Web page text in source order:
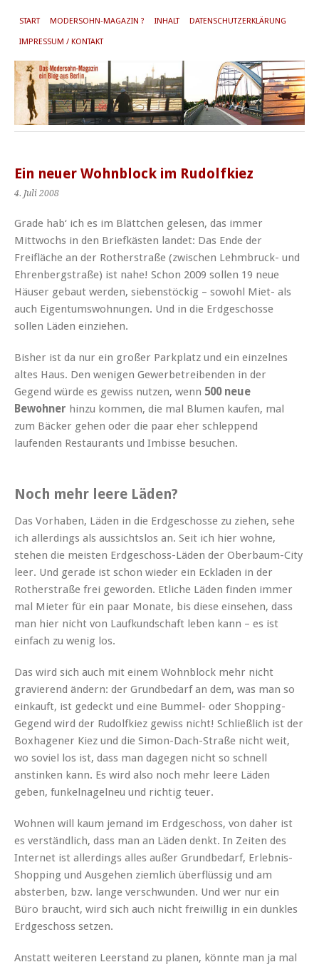
START MODERSOHN-MAGAZIN ? INHALT DATENSCHUTZERKLÄRUNG
IMPRESSUM / KONTAKT
Ein neuer Wohnblock im Rudolfkiez
4. Juli 2008
Grade hab‘ ich es im Blättchen gelesen, das immer
Mittwochs in den Briefkästen landet: Das Ende der
Freifläche an der Rotherstraße (zwischen Lehmbruck- und
Ehrenbergstraße) ist nahe! Schon 2009 sollen 19 neue
Häuser gebaut werden, siebenstöckig – sowohl Miet- als
auch Eigentumswohnungen. Und in die Erdgeschosse
sollen Läden einziehen.
Bisher ist da nur ein großer Parkplatz und ein einzelnes
altes Haus. Den wenigen Gewerbetreibenden in der
Gegend würde es gewiss nutzen, wenn 500 neue
Bewohner hinzu kommen, die mal Blumen kaufen, mal
zum Bäcker gehen oder die paar eher schleppend
laufenden Restaurants und Imbisse besuchen.
Noch mehr leere Läden?
Das Vorhaben, Läden in die Erdgeschosse zu ziehen, sehe
ich allerdings als aussichtslos an. Seit ich hier wohne,
stehen die meisten Erdgeschoss-Läden der Oberbaum-City
leer. Und gerade ist schon wieder ein Eckladen in der
Rotherstraße frei geworden. Etliche Läden finden immer
mal Mieter für ein paar Monate, bis diese einsehen, dass
man hier nicht von Laufkundschaft leben kann – es ist
einfach zu wenig los.
Das wird sich auch mit einem Wohnblock mehr nicht
gravierend ändern: der Grundbedarf an dem, was man so
einkauft, ist gedeckt und eine Bummel- oder Shopping-
Gegend wird der Rudolfkiez gewiss nicht! Schließlich ist der
Boxhagener Kiez und die Simon-Dach-Straße nicht weit,
wo soviel los ist, dass man dagegen nicht so schnell
anstinken kann. Es wird also noch mehr leere Läden
geben, funkelnagelneu und richtig teuer.
Wohnen will kaum jemand im Erdgeschoss, von daher ist
es verständlich, dass man an Läden denkt. In Zeiten des
Internet ist allerdings alles außer Grundbedarf, Erlebnis-
Shopping und Ausgehen ziemlich überflüssig und am
absterben, bzw. lange verschwunden. Und wer nur ein
Büro braucht, wird sich auch nicht freiwillig in ein dunkles
Erdgeschoss setzen.
Anstatt weiteren Leerstand zu planen, könnte man ja mal